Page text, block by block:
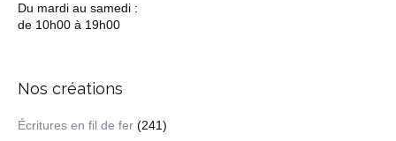
Du mardi au samedi :
de 10h00 à 19h00
Nos créations
Écritures en fil de fer (241)